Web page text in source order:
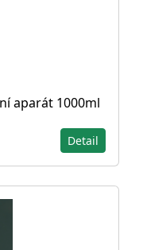
aparát 1000ml
Detail